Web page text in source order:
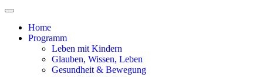
Home
Programm
Leben mit Kindern
Glauben, Wissen, Leben
Gesundheit & Bewegung